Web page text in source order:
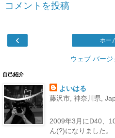
コメントを投稿
‹ ホー
ウェブ バー
自己紹介
よいはる
藤沢市, 神奈川県,
2009年3月にD40、
ん(?)になりました。